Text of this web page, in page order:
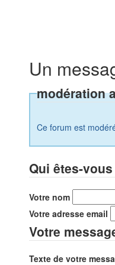
Un
modération
Ce forum est
Qui êtes-
Votre nom
Votre adresse email
Votre
Texte de votre